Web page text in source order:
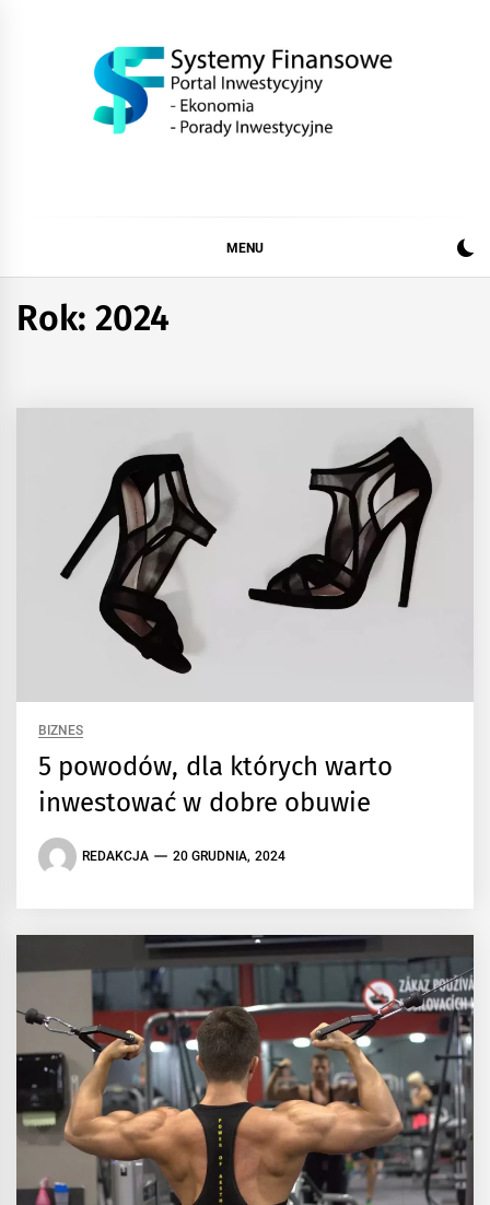
MENU
Rok:2024
BIZNES
5 powodów, dla których warto
inwestować w dobre obuwie
REDAKCJA 20 GRUDNIA, 2024